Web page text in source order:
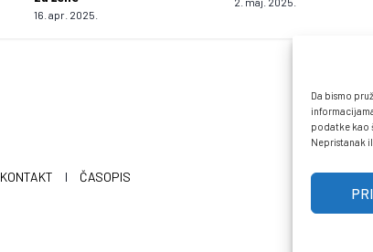
Da bismo
podatke kao
Nepristanak
16. apr. 2025.
KONTAKT I ČASOPIS